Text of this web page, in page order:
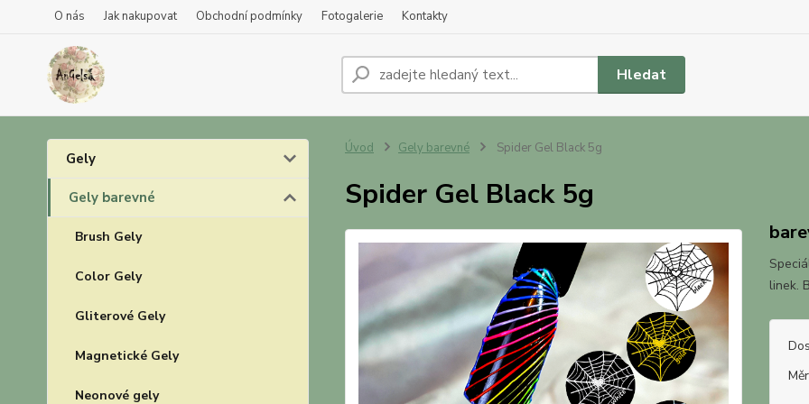
O nás Jak nakupovat Obchodní podmínky Fotogalerie Kontakty
Hledat
Gely
Gely barevné
Brush Gely
Color Gely
Gliterové Gely
Magnetické Gely
Neonové gely
Úvod Gely barevné Spider Gel Black 5g
Spider Gel Black 5g
linek.